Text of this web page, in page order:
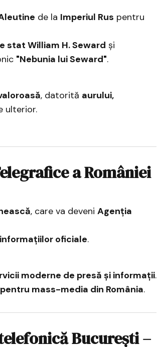
de la Imperiul Rus pentru
stat William H. Seward și
"Nebunia lui Seward".
, datorită aurului,
ulterior.
a României
, care va deveni Agenția
oficiale.
moderne de presă și informații.
mass-media din România.
București –